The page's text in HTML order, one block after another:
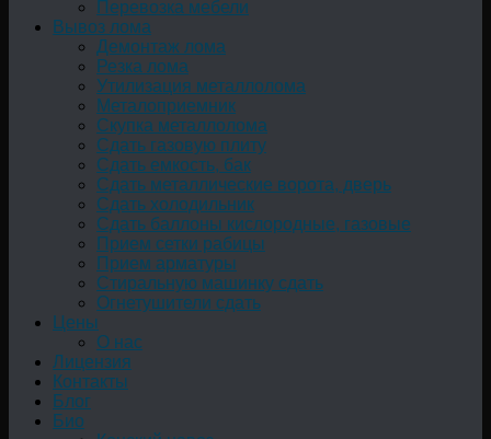
Перевозка мебели
Вывоз лома
Демонтаж лома
Резка лома
Утилизация металлолома
Металоприемник
Скупка металлолома
Сдать газовую плиту
Сдать емкость, бак
Cдать металлические ворота, дверь
Сдать холодильник
Сдать баллоны кислородные, газовые
Прием сетки рабицы
Прием арматуры
Стиральную машинку сдать
Огнетушители сдать
Цены
О нас
Лицензия
Контакты
Блог
Био